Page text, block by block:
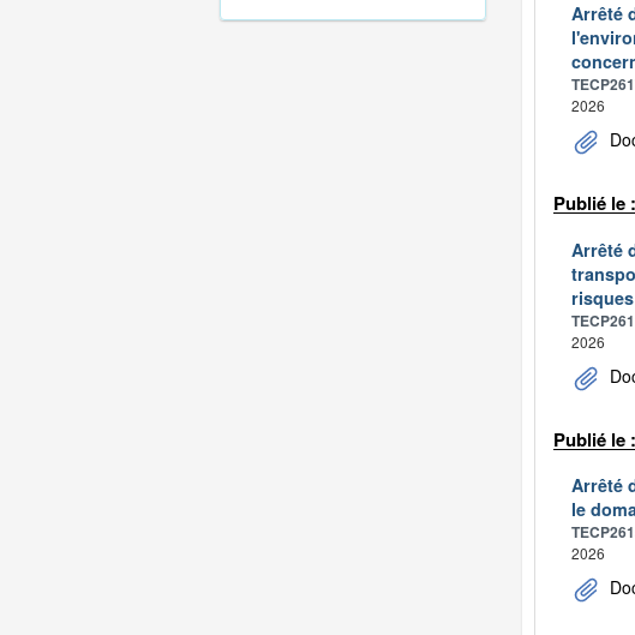
Arrêté
2026
Publié le
Arrêté
2026
Publié le
Arrêté
le
2026